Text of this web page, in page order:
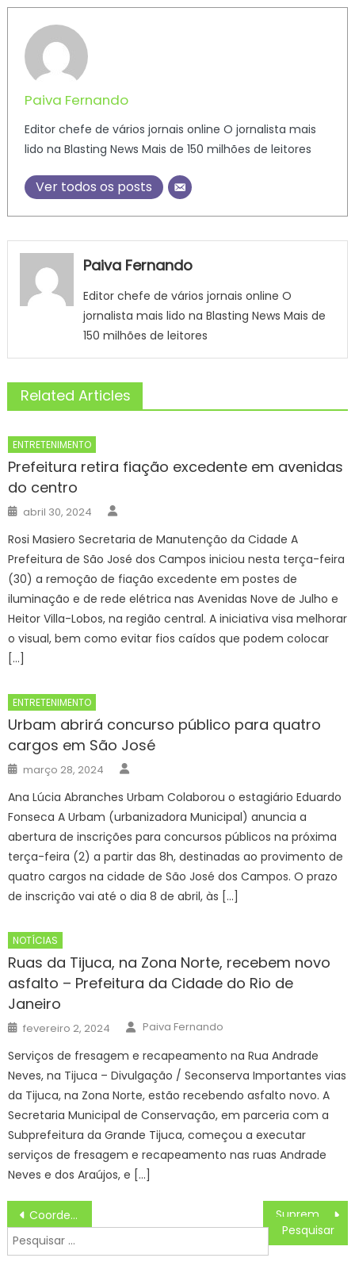
Paiva Fernando
Editor chefe de vários jornais online O jornalista mais
lido na Blasting News Mais de 150 milhões de leitores
Ver todos os posts
Paiva Fernando
Editor chefe de vários jornais online O
jornalista mais lido na Blasting News Mais de
150 milhões de leitores
Related Articles
ENTRETENIMENTO
Prefeitura retira fiação excedente em avenidas
do centro
Posted
on
abril 30, 2024
Rosi Masiero Secretaria de Manutenção da Cidade A
Prefeitura de São José dos Campos iniciou nesta terça-feira
(30) a remoção de fiação excedente em postes de
iluminação e de rede elétrica nas Avenidas Nove de Julho e
Heitor Villa-Lobos, na região central. A iniciativa visa melhorar
o visual, bem como evitar fios caídos que podem colocar
[…]
ENTRETENIMENTO
Urbam abrirá concurso público para quatro
cargos em São José
Posted
on
março 28, 2024
Ana Lúcia Abranches Urbam Colaborou o estagiário Eduardo
Fonseca A Urbam (urbanizadora Municipal) anuncia a
abertura de inscrições para concursos públicos na próxima
terça-feira (2) a partir das 8h, destinadas ao provimento de
quatro cargos na cidade de São José dos Campos. O prazo
de inscrição vai até o dia 8 de abril, às […]
NOTÍCIAS
Ruas da Tijuca, na Zona Norte, recebem novo
asfalto – Prefeitura da Cidade do Rio de
Janeiro
Posted
on
fevereiro 2, 2024 Author
Paiva Fernando
Serviços de fresagem e recapeamento na Rua Andrade
Neves, na Tijuca – Divulgação / Seconserva Importantes vias
da Tijuca, na Zona Norte, estão recebendo asfalto novo. A
Secretaria Municipal de Conservação, em parceria com a
Subprefeitura da Grande Tijuca, começou a executar
serviços de fresagem e recapeamento nas ruas Andrade
Neves e dos Araújos, e […]
Navegação
de
Post
Coordenadora da ONU no Brasil recebe homenagem no encerramento do Fórum de Governadores da Amazônia Legal
Pesquisar
por: